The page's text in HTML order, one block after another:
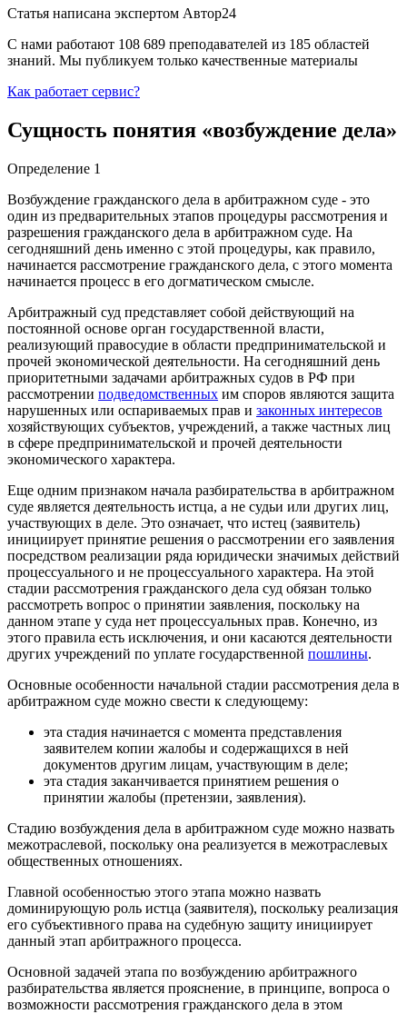
Статья написана экспертом Автор24
С нами работают 108 689 преподавателей из 185 областей
знаний. Мы публикуем только качественные материалы
Как работает сервис?
Сущность понятия «возбуждение дела»
Определение 1
Возбуждение гражданского дела в арбитражном суде - это
один из предварительных этапов процедуры рассмотрения и
разрешения гражданского дела в арбитражном суде. На
сегодняшний день именно с этой процедуры, как правило,
начинается рассмотрение гражданского дела, с этого момента
начинается процесс в его догматическом смысле.
Арбитражный суд представляет собой действующий на
постоянной основе орган государственной власти,
реализующий правосудие в области предпринимательской и
прочей экономической деятельности. На сегодняшний день
приоритетными задачами арбитражных судов в РФ при
рассмотрении подведомственных им споров являются защита
нарушенных или оспариваемых прав и законных интересов
хозяйствующих субъектов, учреждений, а также частных лиц
в сфере предпринимательской и прочей деятельности
экономического характера.
Еще одним признаком начала разбирательства в арбитражном
суде является деятельность истца, а не судьи или других лиц,
участвующих в деле. Это означает, что истец (заявитель)
инициирует принятие решения о рассмотрении его заявления
посредством реализации ряда юридически значимых действий
процессуального и не процессуального характера. На этой
стадии рассмотрения гражданского дела суд обязан только
рассмотреть вопрос о принятии заявления, поскольку на
данном этапе у суда нет процессуальных прав. Конечно, из
этого правила есть исключения, и они касаются деятельности
других учреждений по уплате государственной пошлины.
Основные особенности начальной стадии рассмотрения дела в
арбитражном суде можно свести к следующему:
эта стадия начинается с момента представления
заявителем копии жалобы и содержащихся в ней
документов другим лицам, участвующим в деле;
эта стадия заканчивается принятием решения о
принятии жалобы (претензии, заявления).
Стадию возбуждения дела в арбитражном суде можно назвать
межотраслевой, поскольку она реализуется в межотраслевых
общественных отношениях.
Главной особенностью этого этапа можно назвать
доминирующую роль истца (заявителя), поскольку реализация
его субъективного права на судебную защиту инициирует
данный этап арбитражного процесса.
Основной задачей этапа по возбуждению арбитражного
разбирательства является прояснение, в принципе, вопроса о
возможности рассмотрения гражданского дела в этом